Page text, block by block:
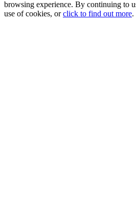
browsing experience. By continuing to
use of cookies, orclick to find out more.